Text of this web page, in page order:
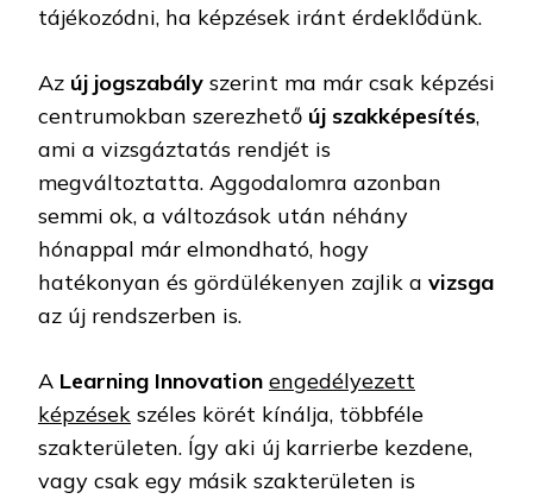
tájékozódni, ha képzések iránt érdeklődünk.
Az új jogszabály szerint ma már csak képzési
centrumokban szerezhető új szakképesítés,
ami a vizsgáztatás rendjét is
megváltoztatta. Aggodalomra azonban
semmi ok, a változások után néhány
hónappal már elmondható, hogy
hatékonyan és gördülékenyen zajlik a vizsga
az új rendszerben is.
A Learning Innovation engedélyezett
képzések széles körét kínálja, többféle
szakterületen. Így aki új karrierbe kezdene,
vagy csak egy másik szakterületen is